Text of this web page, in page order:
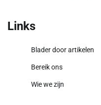
Links
Blader door artikelen
Bereik ons
Wie we zijn